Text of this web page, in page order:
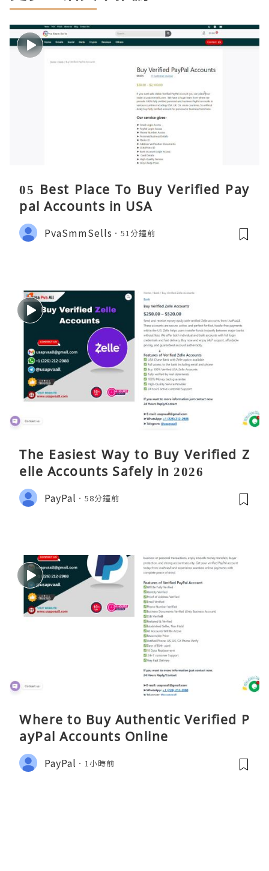
05 Best Place To Buy Verified Pay
pal Accounts in USA
PvaSmmSells 51分鐘前
The Easiest Way to Buy Verified Z
elle Accounts Safely in 2026
PayPal 58分鐘前
Where to Buy Authentic Verified P
ayPal Accounts Online
PayPal 1小時前